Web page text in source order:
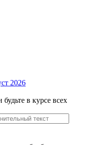
2026
в курсе всех